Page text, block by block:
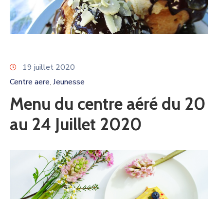
19 juillet 2020
Centre aere‚ Jeunesse
Menu du centre aéré du 20
au 24 Juillet 2020